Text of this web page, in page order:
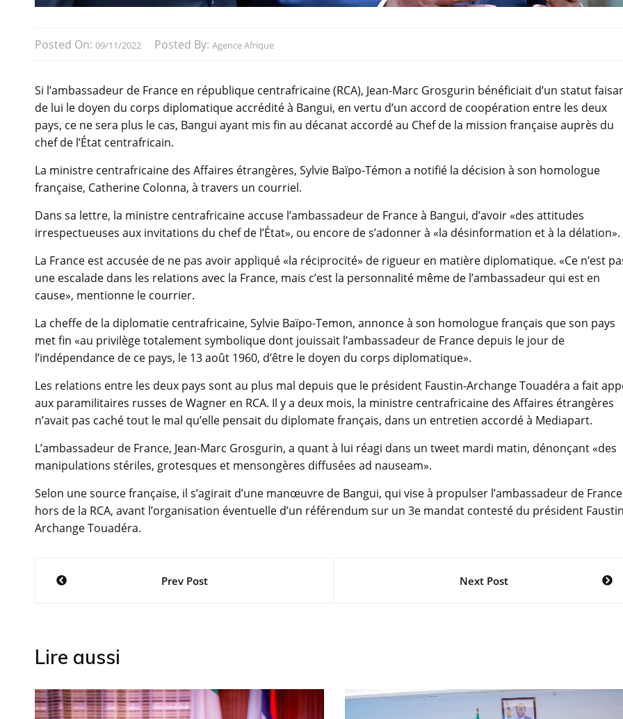
Posted On: 09/11/2022 Posted By: Agence Afrique
Si l’ambassadeur de France en république centrafricaine (RCA), Jean-Marc Grosgurin bénéficiait d’un statut
de lui le doyen du corps diplomatique accrédité à Bangui, en vertu d’un accord de coopération entre les deux
pays, ce ne sera plus le cas, Bangui ayant mis fin au décanat accordé au Chef de la mission française auprès du
chef de l’État centrafricain.
La ministre centrafricaine des Affaires étrangères, Sylvie Baïpo-Témon a notifié la décision à son homologue
française, Catherine Colonna, à travers un courriel.
Dans sa lettre, la ministre centrafricaine accuse l’ambassadeur de France à Bangui, d’avoir «des attitudes
irrespectueuses aux invitations du chef de l’État», ou encore de s’adonner à «la désinformation et à la délation».
La France est accusée de ne pas avoir appliqué «la réciprocité» de rigueur en matière diplomatique. «Ce n’est
une escalade dans les relations avec la France, mais c’est la personnalité même de l’ambassadeur qui est en
cause», mentionne le courrier.
La cheffe de la diplomatie centrafricaine, Sylvie Baïpo-Temon, annonce à son homologue français que son pays
met fin «au privilège totalement symbolique dont jouissait l’ambassadeur de France depuis le jour de
l’indépendance de ce pays, le 13 août 1960, d’être le doyen du corps diplomatique».
Les relations entre les deux pays sont au plus mal depuis que le président Faustin-Archange Touadéra a fait
aux paramilitaires russes de Wagner en RCA. Il y a deux mois, la ministre centrafricaine des Affaires étrangères
n’avait pas caché tout le mal qu’elle pensait du diplomate français, dans un entretien accordé à Mediapart.
L’ambassadeur de France, Jean-Marc Grosgurin, a quant à lui réagi dans un tweet mardi matin, dénonçant «des
manipulations stériles, grotesques et mensongères diffusées ad nauseam».
Selon une source française, il s’agirait d’une manœuvre de Bangui, qui vise à propulser l’ambassadeur de France
hors de la RCA, avant l’organisation éventuelle d’un référendum sur un 3e mandat contesté du président
Archange Touadéra.
NavigationPrev Post Next Post
Lire aussi